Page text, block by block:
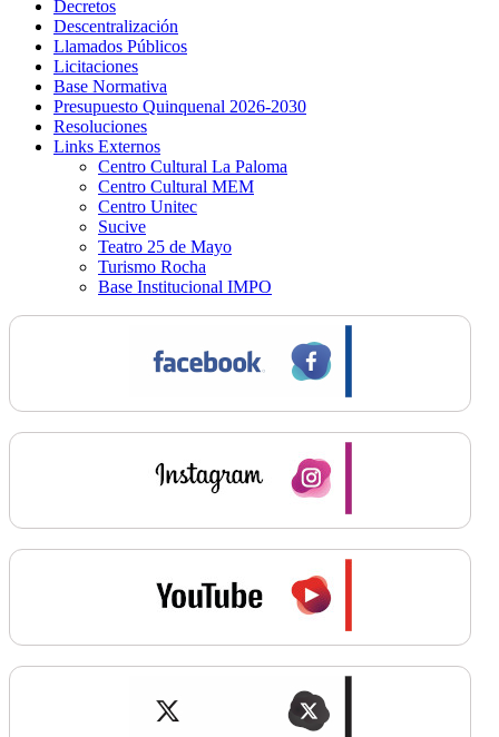
Decretos
Descentralización
Llamados Públicos
Licitaciones
Base Normativa
Presupuesto Quinquenal 2026-2030
Resoluciones
Links Externos
Centro Cultural La Paloma
Centro Cultural MEM
Centro Unitec
Sucive
Teatro 25 de Mayo
Turismo Rocha
Base Institucional IMPO